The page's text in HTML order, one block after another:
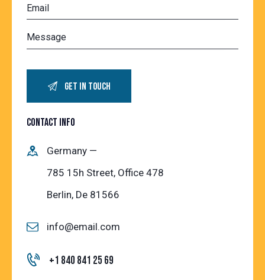
CONTACT INFO
Germany —
785 15h Street, Office 478
Berlin, De 81566
info@email.com
+1 840 841 25 69